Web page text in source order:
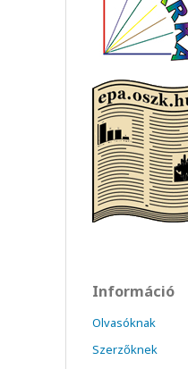
Információ
Olvasóknak
Szerzőknek